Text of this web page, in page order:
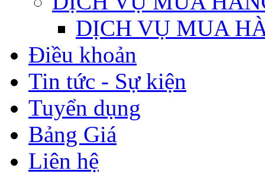
DỊCH VỤ MUA
Điều khoản
Tin tức - Sự kiện
Tuyển dụng
Bảng Giá
Liên hệ